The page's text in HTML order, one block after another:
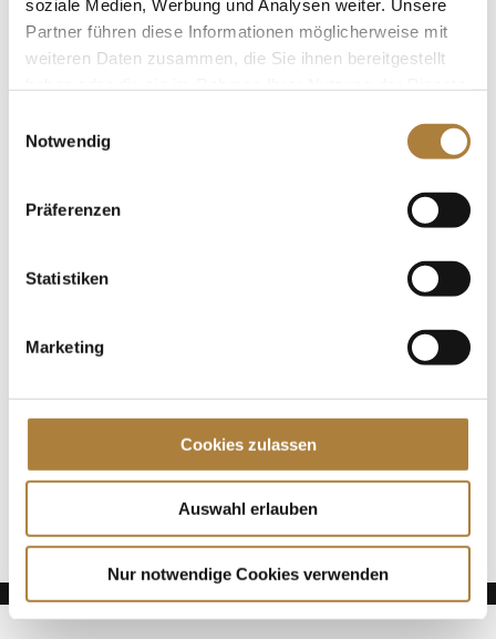
soziale Medien, Werbung und Analysen weiter. Unsere
Partner führen diese Informationen möglicherweise mit
weiteren Daten zusammen, die Sie ihnen bereitgestellt
Notwendig
Präferenzen
Statistiken
Marketing
Cookies zulassen
Auswahl erlauben
Nur notwendige Cookies verwenden
Trainerakademie
News
Alte Muster überdenken Warendorf. Zutrauen,
loslassen und experimentieren: Im Rahmen des
drehen“ der DOKR-Trainerakademie haben sich rund
Spenden
Aktuelle News
Weltmeister
100. Geburtstag von HGW: Warendorf erinnert an
eine Legende des Pferdesports
Goldenes Reitabzeichen für Carolina Miesner